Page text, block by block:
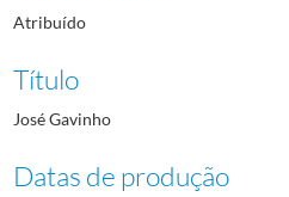
Atribuído
Título
José Gavinho
Datas de produção